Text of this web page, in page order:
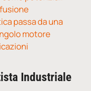
passa da una
motore
Industriale